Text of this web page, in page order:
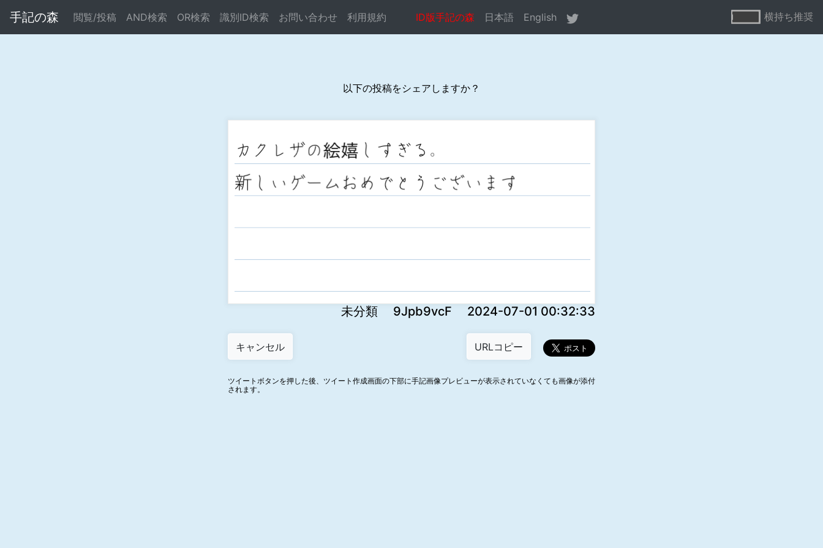
手記の森 閲覧/投稿 AND検索 OR検索 識別ID検索 お問い合わせ 利用規約 ID版手記の森 日本語 English 横持ち推奨
以下の投稿をシェアしますか？
未分類 9Jpb9vcF 2024-07-01 00:32:33
ツイートボタンを押した後、ツイート作成画面の下部に手記画像プレビューが表示されていなくても画像が添付
されます。